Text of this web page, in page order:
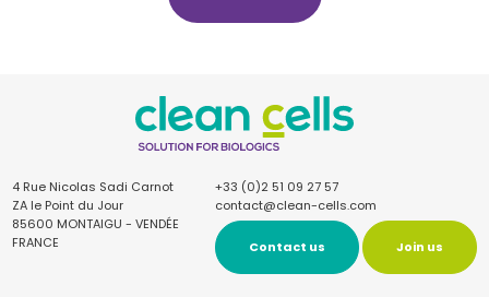
4 Rue Nicolas Sadi Carnot
ZA le Point du Jour
85600 MONTAIGU - VENDÉE
FRANCE
+33 (0)2 51 09 27 57
contact@clean-cells.com
Contact us Join us